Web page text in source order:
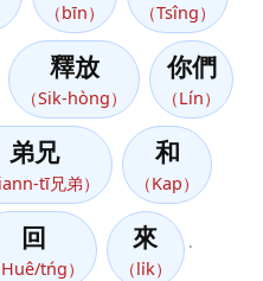
（bīn） （Tsîng）
釋放
（Sik-hòng）
你們
（Lín）
弟兄
tī兄弟）
和
（Kap）
回
Huê/tńg）
來
（li̍k）